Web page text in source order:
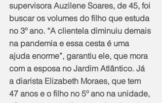
supervisora Auzilene Soares, de 45, foi
buscar os volumes do filho que estuda
no 3º ano. “A clientela diminuiu demais
na pandemia e essa cesta é uma
ajuda enorme”, garantiu ele, que mora
com a esposa no Jardim Atlântico. Já
a diarista Elizabeth Moraes, que tem
47 anos e o filho no 5º ano na unidade,